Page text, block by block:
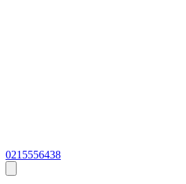
0215556438